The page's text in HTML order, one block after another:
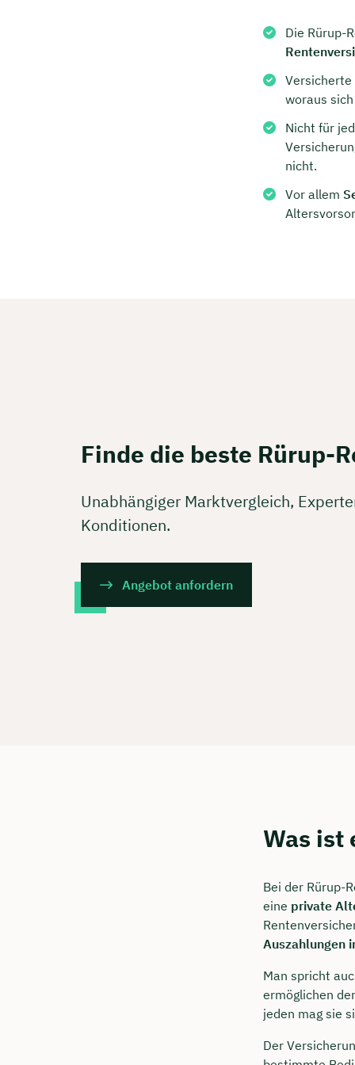
Die Rürup-
woraus
Nicht für
nicht.
Vor allem
Finde die beste Rürup-
Unabhängiger Marktvergleich,
Konditionen.
Angebot anfordern
Was ist
Bei der Rürup-
eine private
Auszahlungen
Man spricht
ermöglichen
jeden mag sie
Der
🗓️